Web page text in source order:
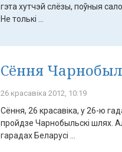
гэта хутчэй слёзы, поўныя
Не толькі ...
Сёння
26 красавіка 2012, 10:19
Сёння, 26 красавіка, у 26-ю
пройдзе Чарнобыльскі шлях.
гарадах Беларусі ...